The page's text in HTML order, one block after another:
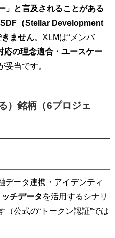
」と言及されることがある
SDF（Stellar Development
ません 。XLMは“メンバ
応の理念適合・ユースケー
妥当です。
）銘柄（6プロジェ
データ連携・アイデンティ
ッチデータ を活用するシナリ
公式の“トークン認証”では